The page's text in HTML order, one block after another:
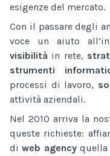
esigenze del mercato.
Con il passare degli
voce un aiuto
visibilità in rete,
strumenti
processi di lavoro,
attività aziendali.
Nel 2010 arriva la
queste richieste:
diweb agencyquella